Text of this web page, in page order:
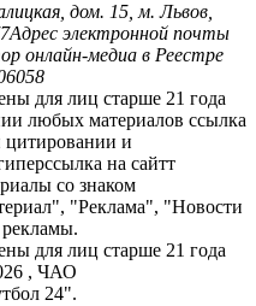
дом. 15, м. Львов,
Адрес электронной почты
онлайн-медиа в Реестре
для лиц старше 21 года
любых материалов ссылка
цитировании и
на сайтт
со знаком
"Реклама", "Новости
для лиц старше 21 года
, ЧАО
24".